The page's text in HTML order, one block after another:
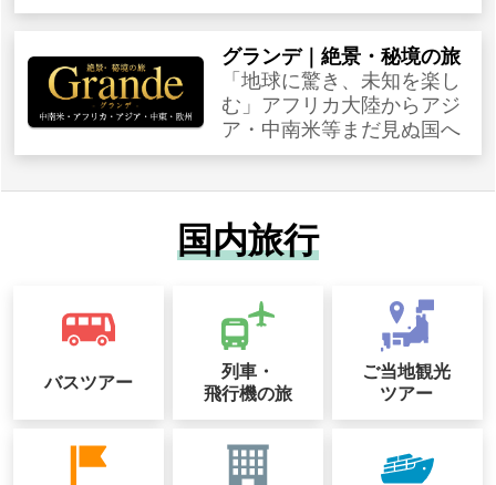
グランデ｜絶景・秘境の旅
「地球に驚き、未知を楽し
む」アフリカ大陸からアジ
ア・中南米等まだ見ぬ国へ
国内旅行
バスツアー
列車・
飛行機の旅
ご当地観光
ツアー